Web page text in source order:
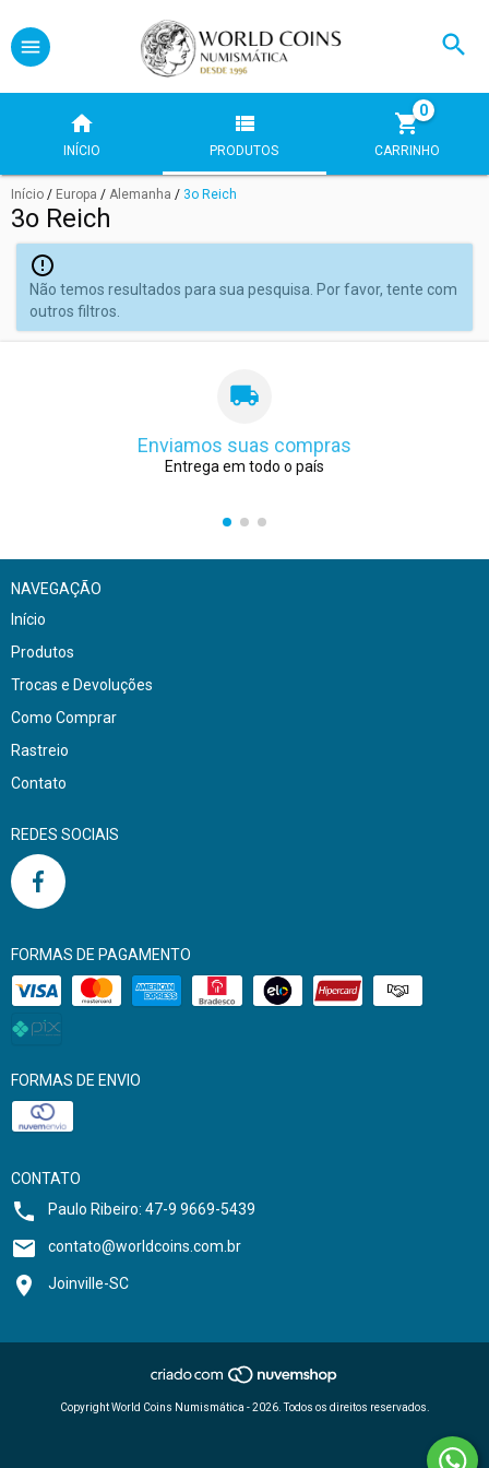
INÍCIO PRODUTOS CARRINHO
0
Início / Europa / Alemanha / 3o Reich
3o Reich
Não temos resultados para sua pesquisa. Por favor, tente com
outros filtros.
Enviamos suas compras
Entrega em todo o país
NAVEGAÇÃO
Início
Produtos
Trocas e Devoluções
Como Comprar
Rastreio
Contato
REDES SOCIAIS
FORMAS DE PAGAMENTO
FORMAS DE ENVIO
CONTATO
Paulo Ribeiro: 47-9 9669-5439
contato@worldcoins.com.br
Joinville-SC
Copyright World Coins Numismática - 2026. Todos os direitos reservados.